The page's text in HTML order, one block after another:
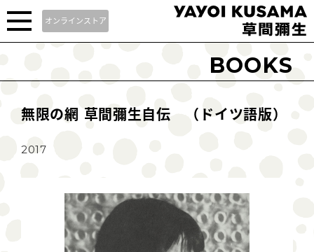
オンラインストア
BOOKS
無限の網 草間彌生自伝 （ドイツ語版）
2017